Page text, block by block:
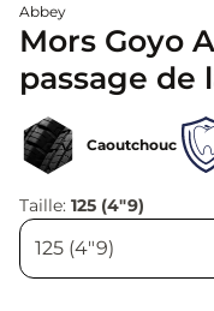
Abbey
Mors Goyo
passage de
Abbey
Caoutchouc
Taille: 125 (4"9)